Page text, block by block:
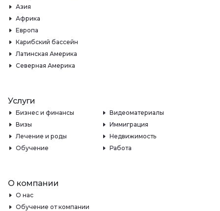
Азия
Африка
Европа
Карибский бассейн
Латинская Америка
Северная Америка
Услуги
Бизнес и финансы
Видеоматериалы
Визы
Иммиграция
Лечение и роды
Недвижимость
Обучение
Работа
О компании
О нас
Обучение от компании